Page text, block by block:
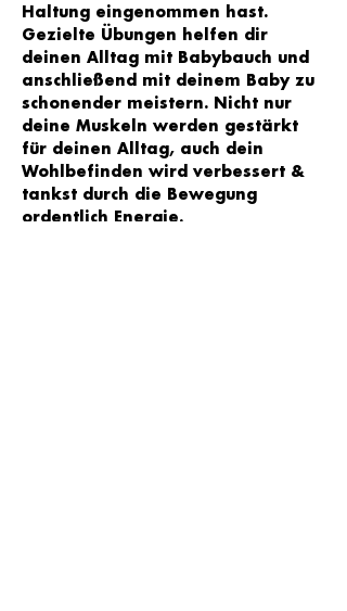
Haltung eingenommen hast.
Gezielte Übungen helfen dir
deinen Alltag mit Babybauch und
anschließend mit deinem Baby zu
schonender meistern. Nicht nur
deine Muskeln werden gestärkt
für deinen Alltag, auch dein
Wohlbefinden wird verbessert &
tankst durch die Bewegung
ordentlich Energie.